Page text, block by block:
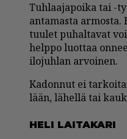
Tuh­laa­ja­poi­ka tai -
an­ta­mas­ta ar­mos­ta.
tuu­let pu­hal­ta­vat
help­po luot­taa
ilo­juh­lan ar­voi­nen.
Ka­don­nut ei
lään, lä­hel­lä tai
HELI LAI­TA­KA­RI